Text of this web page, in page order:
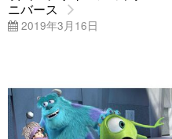
ニバース
2019年3月16日